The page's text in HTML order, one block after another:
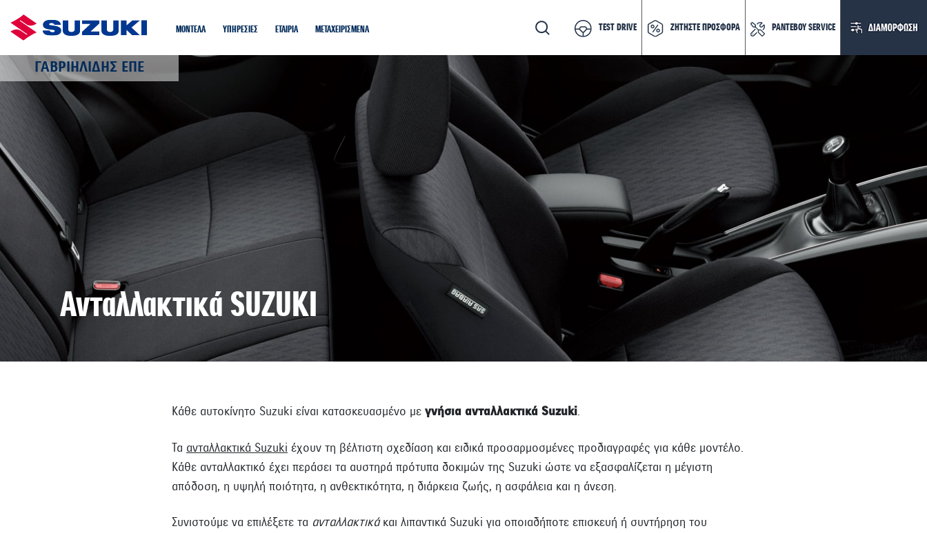
ΓΑΒΡΙΗΛΙΔΗΣ ΕΠΕ
ΜΟΝΤΕΛΑ ΥΠΗΡΕΣΙΕΣ EΤΑIΡΙΑ METAXEIΡΙΣΜΕΝΑ TEST DRIVE ΖΗΤΗΣΤΕ ΠΡΟΣΦΟΡΑ ΡΑΝΤΕΒΟΥ SERVICE
Ανταλλακτικά SUZUKI
Κάθε αυτοκίνητο Suzuki είναι κατασκευασμένο με γνήσια ανταλλακτικά Suzuki.
Τα ανταλλακτικά Suzuki έχουν τη βέλτιστη σχεδίαση και ειδικά προσαρμοσμένες προδιαγραφές για κάθε μοντέλο.
Κάθε ανταλλακτικό έχει περάσει τα αυστηρά πρότυπα δοκιμών της Suzuki ώστε να εξασφαλίζεται η μέγιστη
απόδοση, η υψηλή ποιότητα, η ανθεκτικότητα, η διάρκεια ζωής, η ασφάλεια και η άνεση.
Συνιστούμε να επιλέξετε τα ανταλλακτικάκαι λιπαντικά Suzuki για οποιαδήποτε επισκευή ή συντήρηση του